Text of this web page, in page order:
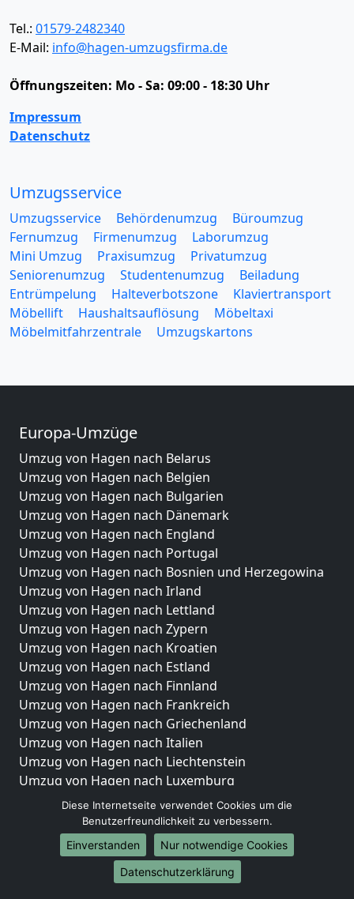
Tel.: 01579-2482340
E-Mail: info@hagen-umzugsfirma.de
Öffnungszeiten: Mo - Sa: 09:00 - 18:30 Uhr
Impressum
Datenschutz
Umzugsservice
Umzugsservice Behördenumzug
Büroumzug
Fernumzug
Firmenumzug
Laborumzug
Mini Umzug
Praxisumzug
Privatumzug
Seniorenumzug
Studentenumzug
Beiladung
Entrümpelung
Halteverbotszone
Klaviertransport
Möbellift
Haushaltsauflösung
Möbeltaxi
Möbelmitfahrzentrale
Umzugskartons
Europa-Umzüge
Umzug von Hagen nach Belarus
Umzug von Hagen nach Belgien
Umzug von Hagen nach Bulgarien
Umzug von Hagen nach Dänemark
Umzug von Hagen nach England
Umzug von Hagen nach Portugal
Umzug von Hagen nach Bosnien und Herzegowina
Umzug von Hagen nach Irland
Umzug von Hagen nach Lettland
Umzug von Hagen nach Zypern
Umzug von Hagen nach Kroatien
Umzug von Hagen nach Estland
Umzug von Hagen nach Finnland
Umzug von Hagen nach Frankreich
Umzug von Hagen nach Griechenland
Umzug von Hagen nach Italien
Umzug von Hagen nach Liechtenstein
Umzug von Hagen nach Luxemburg
Umzug von Hagen nach Niederlande
Umzug von Hagen nach Norwegen
Umzüge-Deutschlandweit
Umzug von Hagen nach Berlin
Diese Internetseite verwendet Cookies um die
Benutzerfreundlichkeit zu verbessern.
Einverstanden
Nur notwendige Cookies
Datenschutzerklärung